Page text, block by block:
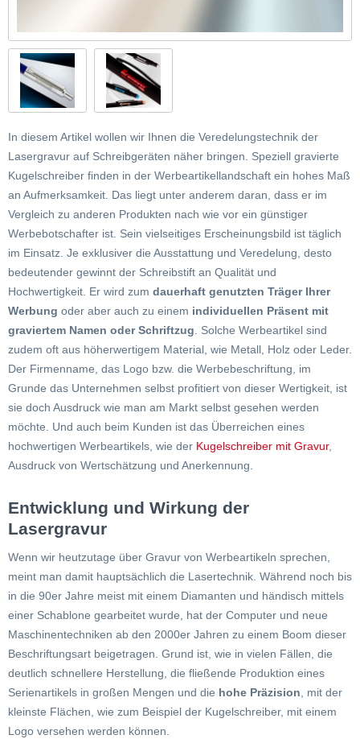
In diesem Artikel wollen wir Ihnen die Veredelungstechnik der
Lasergravur auf Schreibgeräten näher bringen. Speziell gravierte
Kugelschreiber finden in der Werbeartikellandschaft ein hohes Maß
an Aufmerksamkeit. Das liegt unter anderem daran, dass er im
Vergleich zu anderen Produkten nach wie vor ein günstiger
Werbebotschafter ist. Sein vielseitiges Erscheinungsbild ist täglich
im Einsatz. Je exklusiver die Ausstattung und Veredelung, desto
bedeutender gewinnt der Schreibstift an Qualität und
Hochwertigkeit. Er wird zum dauerhaft genutzten Träger Ihrer
Werbung oder aber auch zu einem individuellen Präsent mit
graviertem Namen oder Schriftzug . Solche Werbeartikel sind
zudem oft aus höherwertigem Material, wie Metall, Holz oder Leder.
Der Firmenname, das Logo bzw. die Werbebeschriftung, im
Grunde das Unternehmen selbst profitiert von dieser Wertigkeit, ist
sie doch Ausdruck wie man am Markt selbst gesehen werden
möchte. Und auch beim Kunden ist das Überreichen eines
hochwertigen Werbeartikels, wie der Kugelschreiber mit Gravur,
Ausdruck von Wertschätzung und Anerkennung.
Entwicklung und Wirkung der
Lasergravur
Wenn wir heutzutage über Gravur von Werbeartikeln sprechen,
meint man damit hauptsächlich die Lasertechnik. Während noch bis
in die 90er Jahre meist mit einem Diamanten und händisch mittels
einer Schablone gearbeitet wurde, hat der Computer und neue
Maschinentechniken ab den 2000er Jahren zu einem Boom dieser
Beschriftungsart beigetragen. Grund ist, wie in vielen Fällen, die
deutlich schnellere Herstellung, die fließende Produktion eines
Serienartikels in großen Mengen und die hohe Präzision , mit der
kleinste Flächen, wie zum Beispiel der Kugelschreiber, mit einem
Logo versehen werden können.